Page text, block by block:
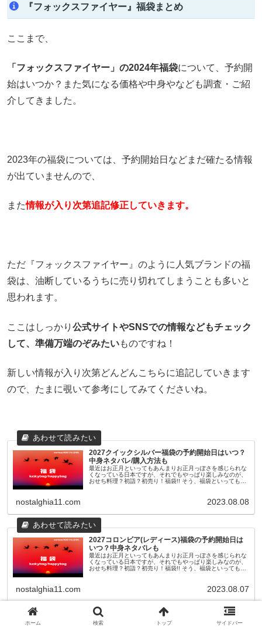
『フォックスファイヤー』福袋まとめ
ここまで、
「フォックスファイヤー」の2024年福袋について、予約開
始はいつか？また気になる価格や中身やなども調査・ご紹
介してきました。
2023年の福袋については、予約開始日などまだ確たる情報
が出ていませんので、
また情報が入り次第追記修正していきます。
ただ『フォックスファイヤー』のように人気ブランドの福
袋は、油断しているうちに売り切れてしまうことも多いと
思われます。
ここはしっかり 公式サイトやSNSでの情報などもチェック
して、準備万端のぞみたいものですね！
新しい情報が入り次第どんどんこちらに追記していきます
ので、たまに覗いて参考にしてみてくださいね。
2027クイックシルバー福袋の予約開始日はいつ？
中身ネタバレ/購入方法も
最近はお正月といってもあんまりお正月っぽさを感じられな
くなっている日本ですが、それでもやっぱり楽しみなのが、
おせち料理？初詣？初売り！福袋!! そう、福袋といっても最
nostalghia11.com 2023.08.08
2027コロンビア(レディース)福袋の予約開始日は
いつ？中身ネタバレも
最近はお正月といってもあんまりお正月っぽさを感じられな
くなっている日本ですが、それでもやっぱり楽しみなのが、
おせち料理？初詣？初売り！福袋!! そう、福袋といっても最
nostalghia11.com 2023.08.07
ホーム 検索 トップ サイドバー